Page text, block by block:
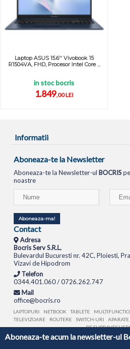
Aboneaza-te acum la newsletter-ul
Laptop ASUS 15.6'' Vivobook 15
R1504VA, FHD, Procesor Intel Core ...
in stoc bocris
1.849,00 LEI
Informatii
Aboneaza-te la Newsletter
Aboneaza-te la Newsletter-ul BOCRIS
noastre
Aboneaza-ma!
Contact
Adresa
Bocris Serv S.R.L.
Bulevardul Bucuresti nr. 42C, Ploiesti,
Vizavi de Hipodrom
Telefon
0344.401.060 / 0726.262.747
Mail
office@bocris.ro
LAPTOPURI NETBOOK TABLETE
TELEVIZOARE
ROUTERE SWITCH-URI APARATE
DE